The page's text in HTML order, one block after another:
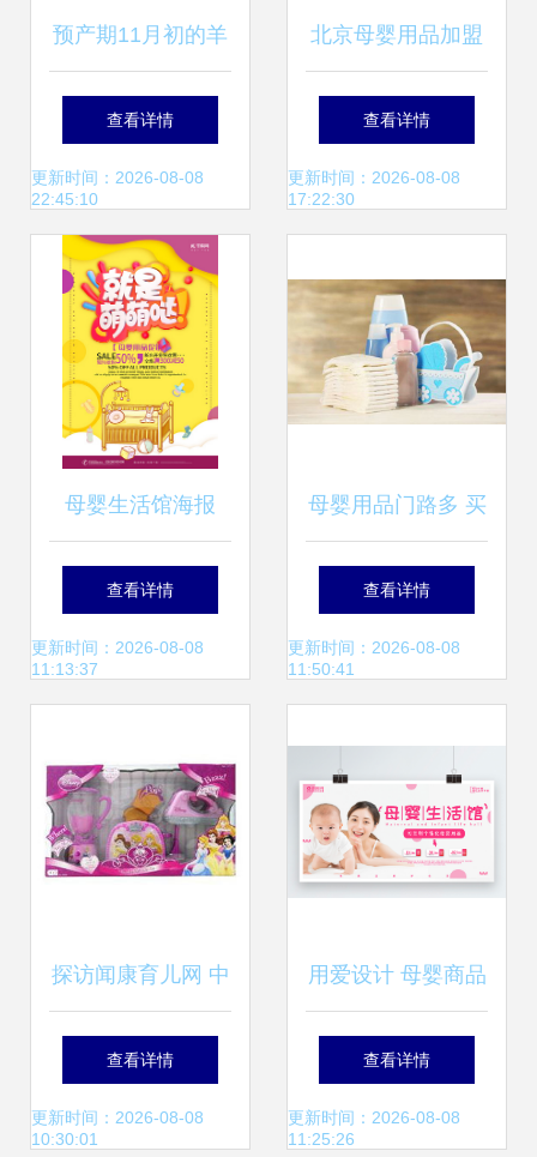
预产期11月初的羊
宝准麻麻囤货记 陆
陆续续的实用清单
分享
查看详情
更新时间：2026-08-08
22:45:10
北京母婴用品加盟
热门品牌盘点——
全球加盟网推荐
查看详情
更新时间：2026-08-08
17:22:30
母婴生活馆海报
查看详情
更新时间：2026-08-08
11:13:37
母婴用品门路多 买
得多不如买得巧，
聪明的宝妈这样买
查看详情
更新时间：2026-08-08
11:50:41
探访闻康育儿网 中
国第一专业母婴用
品网站的温情世界
查看详情
更新时间：2026-08-08
10:30:01
用爱设计 母婴商品
海报的温暖艺术与
精选模板推荐
查看详情
更新时间：2026-08-08
11:25:26